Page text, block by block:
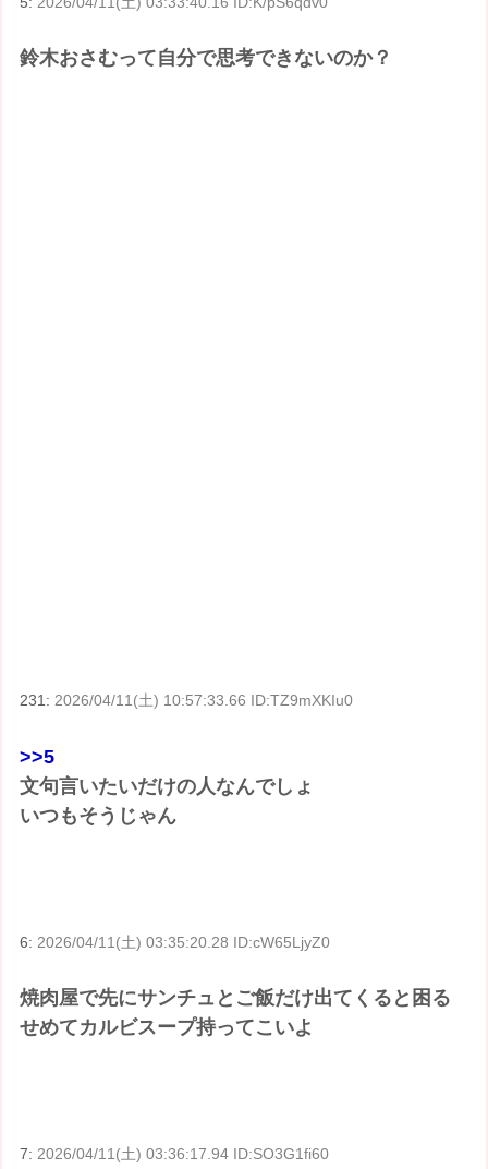
鈴木おさむって自分で思考できないのか？
231:2026/04/11(土) 10:57:33.66 ID:TZ9mXKIu0
>>5
文句言いたいだけの人なんでしょ
いつもそうじゃん
6: 2026/04/11(土) 03:35:20.28 ID:cW65LjyZ0
焼肉屋で先にサンチュとご飯だけ出てくると困る
せめてカルビスープ持ってこいよ
7: 2026/04/11(土) 03:36:17.94 ID:SO3G1fi60